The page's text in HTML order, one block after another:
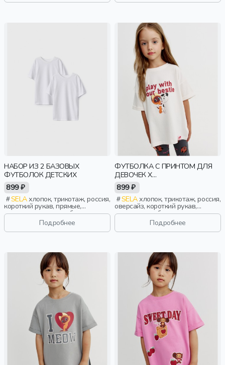
дети
НАБОР ИЗ 2 БАЗОВЫХ
ФУТБОЛОК ДЕТСКИХ
899 ₽
SELAхлопок, трикотаж, россия,
короткий рукав, прямые,
короткие, школа, свободные,
вырез, круглый вырез,
повседневный, спорт, мальчики,
дети
Подробнее
ФУТБОЛКА С ПРИНТОМ ДЛЯ
ДЕВОЧЕК X
СОЮЗМУЛЬТФИЛЬМ
899 ₽
SELAхлопок, трикотаж, россия,
оверсайз, короткий рукав,
короткие, свободные, принт,
вырез, круглый вырез, отворот,
девочки, детиПодробнее